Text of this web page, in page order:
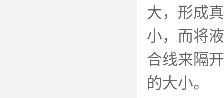
大，形成
小，而将
合线来隔
的大小。